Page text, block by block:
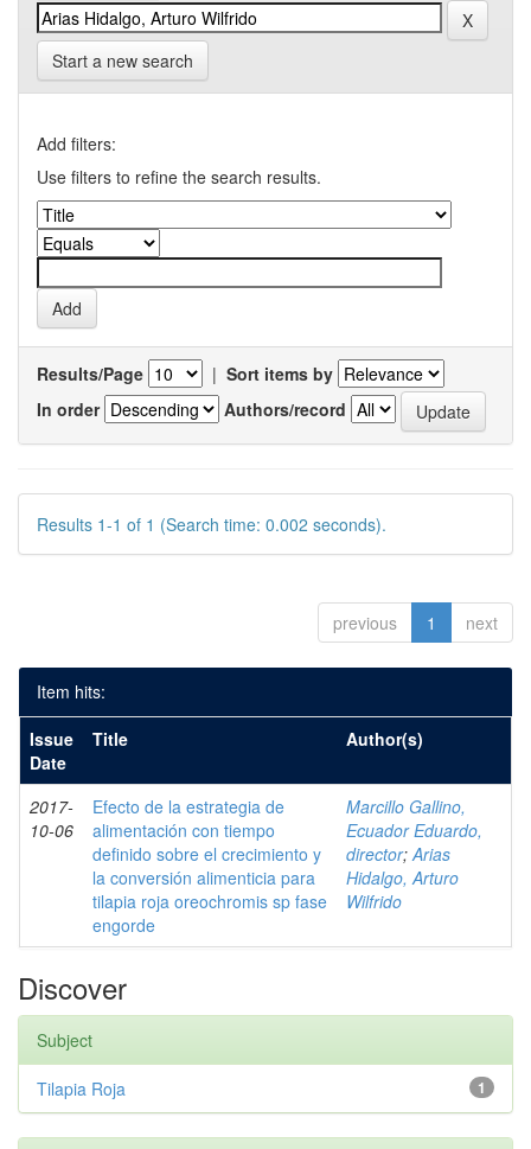
Start a new search
Add filters:
Use filters to refine the search results.
Results/Page | Sort items by
In order
Authors/record
Results 1-1 of 1 (Search time: 0.002 seconds).
previous 1 next
Item hits:
Issue
Date
Title Author(s)
2017-
10-06
Efecto de la estrategia de
alimentación con tiempo
definido sobre el crecimiento y
la conversión alimenticia para
tilapia roja oreochromis sp fase
engorde
Marcillo Gallino,
Ecuador Eduardo,
director;Arias
Hidalgo, Arturo
Wilfrido
Discover
Subject
1
Tilapia Roja